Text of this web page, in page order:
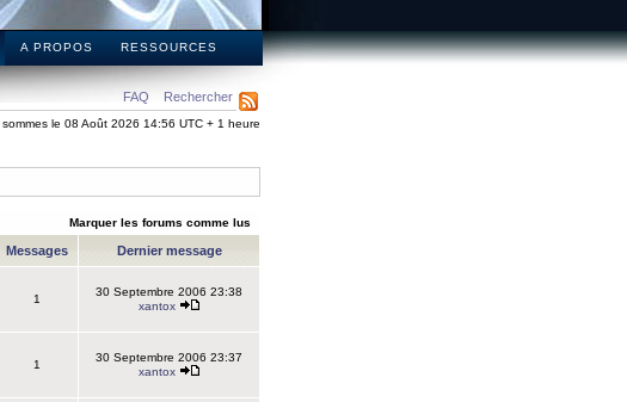
A PROPOS RESSOURCES
FAQ Rechercher
sommes le 08 Août 2026 14:56 UTC + 1 heure
Marquer les forums comme lus
Messages Dernier message
1
30 Septembre 2006 23:38
xantox
1
30 Septembre 2006 23:37
xantox